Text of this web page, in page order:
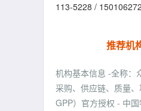
113-5228 /
推荐机
机构基本信息 -全称：
采购、供应链、质量
GPP）官方授权 - 中